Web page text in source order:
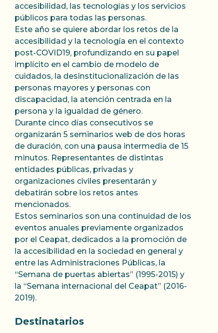
accesibilidad, las tecnologías y los servicios
públicos para todas las personas.
Este año se quiere abordar los retos de la
accesibilidad y la tecnología en el contexto
post-COVID19, profundizando en su papel
implícito en el cambio de modelo de
cuidados, la desinstitucionalización de las
personas mayores y personas con
discapacidad, la atención centrada en la
persona y la igualdad de género.
Durante cinco días consecutivos se
organizarán 5 seminarios web de dos horas
de duración, con una pausa intermedia de 15
minutos. Representantes de distintas
entidades públicas, privadas y
organizaciones civiles presentarán y
debatirán sobre los retos antes
mencionados.
Estos seminarios son una continuidad de los
eventos anuales previamente organizados
por el Ceapat, dedicados a la promoción de
la accesibilidad en la sociedad en general y
entre las Administraciones Públicas, la
“Semana de puertas abiertas” (1995-2015) y
la “Semana internacional del Ceapat” (2016-
2019).
Destinatarios